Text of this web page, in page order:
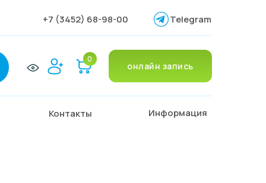
+7 (3452) 68-98-00
онлайн запись
Контакты Информация
0
Telegram